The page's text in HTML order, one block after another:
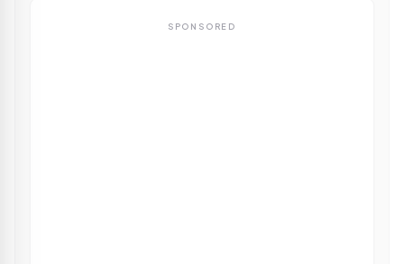
SPONSORED